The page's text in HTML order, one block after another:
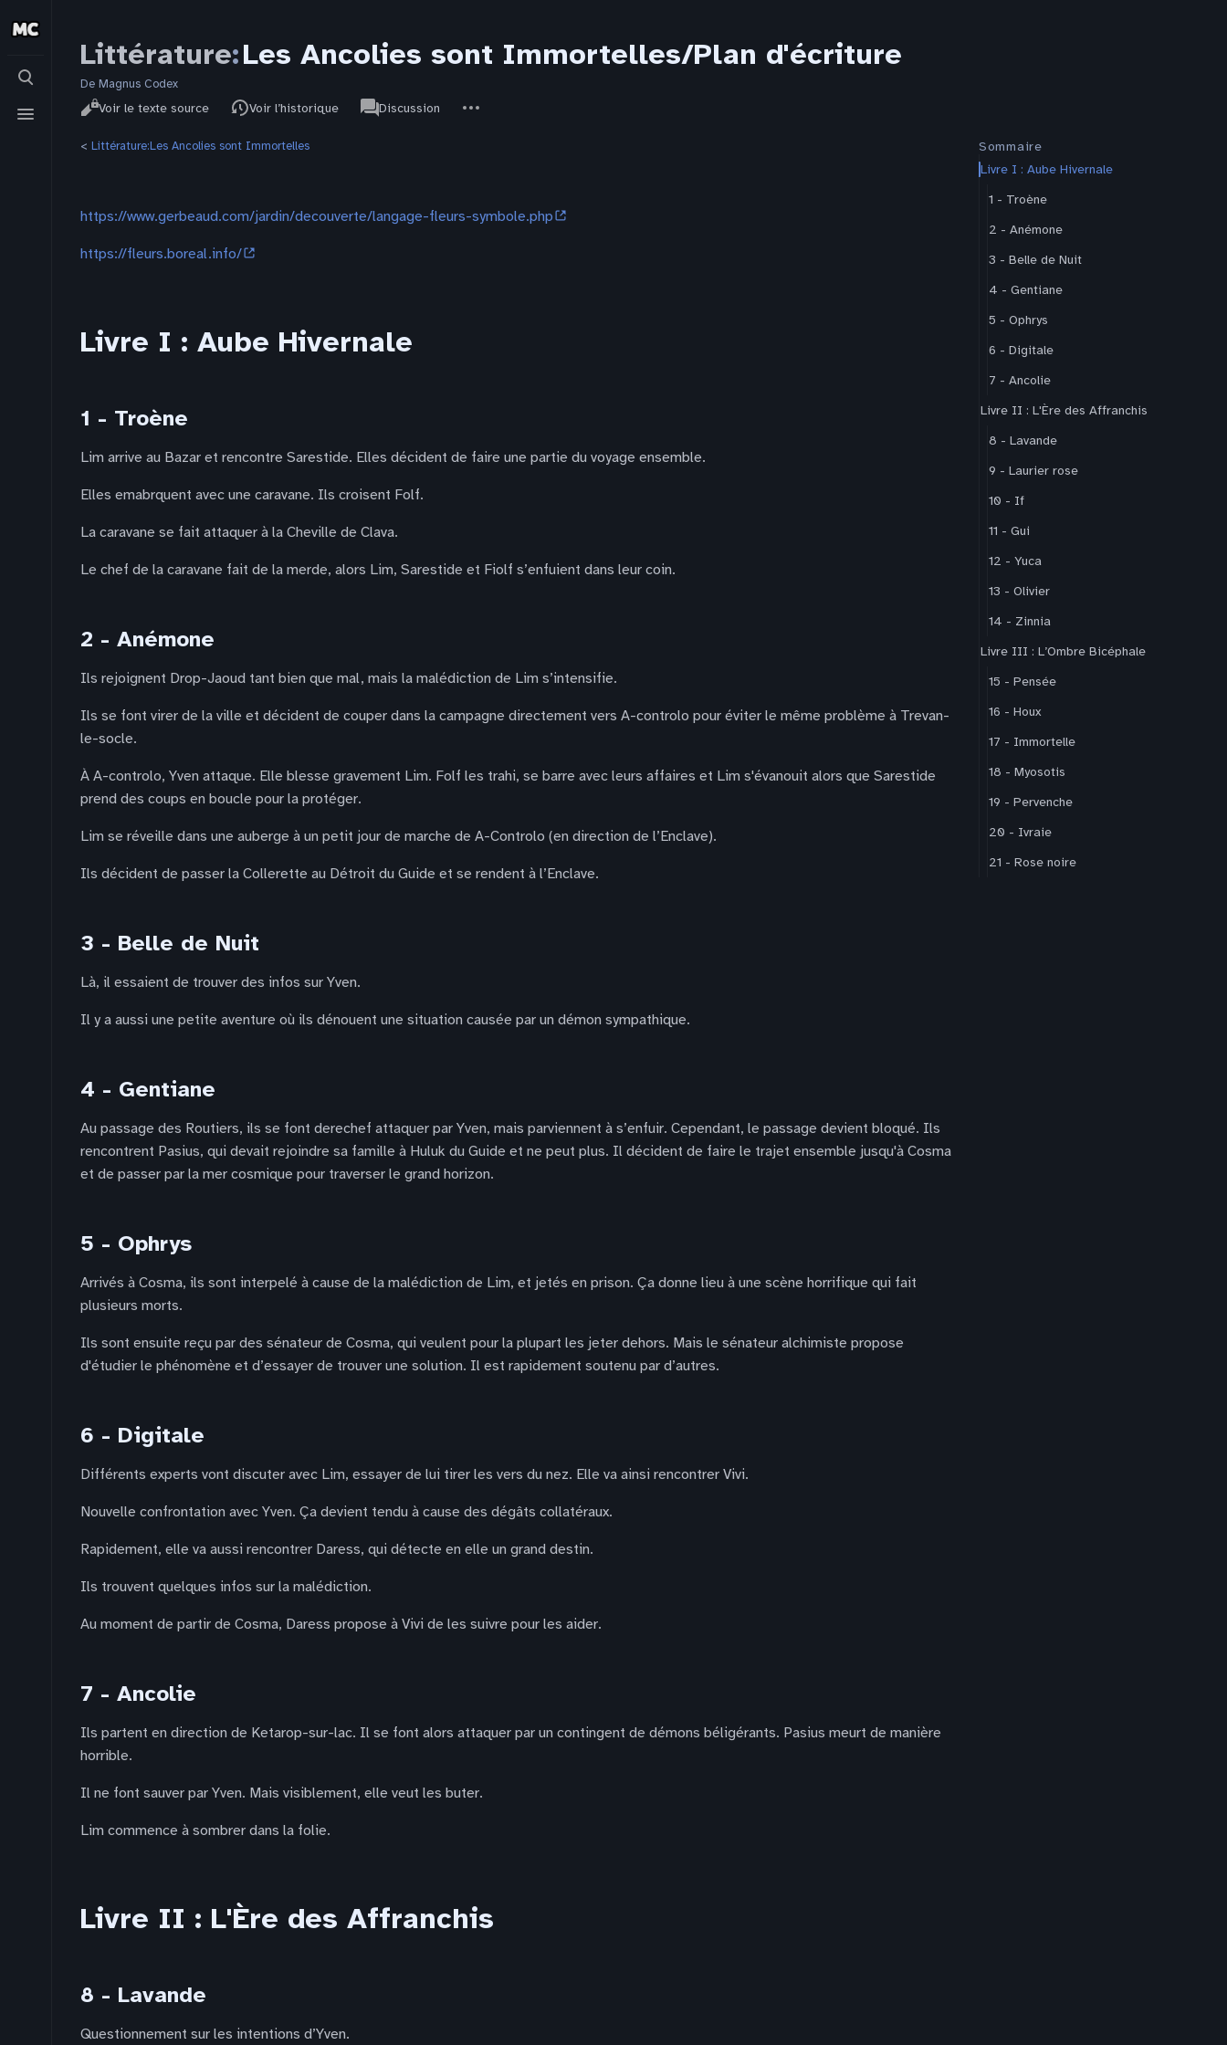
Basculer
recherche
Basculer
le
Littérature:Les Ancolies sont Immortelles/Plan d'écriture
De Magnus Codex
Affichages
LireVoir le texte source Voir l’historique
associated-
pages
Littérature
Discussion
actions
< Littérature:Les Ancolies sont Immortelles
https://www.gerbeaud.com/jardin/decouverte/langage-fleurs-symbole.php
https://fleurs.boreal.info/
Livre I : Aube Hivernale
1 - Troène
Lim arrive au Bazar et rencontre Sarestide. Elles décident de faire une partie du voyage ensemble.
Elles emabrquent avec une caravane. Ils croisent Folf.
La caravane se fait attaquer à la Cheville de Clava.
Le chef de la caravane fait de la merde, alors Lim, Sarestide et Fiolf s’enfuient dans leur coin.
2 - Anémone
Ils rejoignent Drop-Jaoud tant bien que mal, mais la malédiction de Lim s’intensifie.
Ils se font virer de la ville et décident de couper dans la campagne directement vers A-controlo pour éviter le même problème à Trevan-
le-socle.
À A-controlo, Yven attaque. Elle blesse gravement Lim. Folf les trahi, se barre avec leurs affaires et Lim s'évanouit alors que Sarestide
prend des coups en boucle pour la protéger.
Lim se réveille dans une auberge à un petit jour de marche de A-Controlo (en direction de l’Enclave).
Ils décident de passer la Collerette au Détroit du Guide et se rendent à l’Enclave.
3 - Belle de Nuit
Là, il essaient de trouver des infos sur Yven.
Il y a aussi une petite aventure où ils dénouent une situation causée par un démon sympathique.
4 - Gentiane
Au passage des Routiers, ils se font derechef attaquer par Yven, mais parviennent à s’enfuir. Cependant, le passage devient bloqué. Ils
rencontrent Pasius, qui devait rejoindre sa famille à Huluk du Guide et ne peut plus. Il décident de faire le trajet ensemble jusqu'à Cosma
et de passer par la mer cosmique pour traverser le grand horizon.
5 - Ophrys
Arrivés à Cosma, ils sont interpelé à cause de la malédiction de Lim, et jetés en prison. Ça donne lieu à une scène horrifique qui fait
plusieurs morts.
Ils sont ensuite reçu par des sénateur de Cosma, qui veulent pour la plupart les jeter dehors. Mais le sénateur alchimiste propose
d'étudier le phénomène et d’essayer de trouver une solution. Il est rapidement soutenu par d’autres.
6 - Digitale
Différents experts vont discuter avec Lim, essayer de lui tirer les vers du nez. Elle va ainsi rencontrer Vivi.
Nouvelle confrontation avec Yven. Ça devient tendu à cause des dégâts collatéraux.
Rapidement, elle va aussi rencontrer Daress, qui détecte en elle un grand destin.
Ils trouvent quelques infos sur la malédiction.
Au moment de partir de Cosma, Daress propose à Vivi de les suivre pour les aider.
7 - Ancolie
Ils partent en direction de Ketarop-sur-lac. Il se font alors attaquer par un contingent de démons béligérants. Pasius meurt de manière
horrible.
Il ne font sauver par Yven. Mais visiblement, elle veut les buter.
Lim commence à sombrer dans la folie.
Livre II : L'Ère des Affranchis
8 - Lavande
Questionnement sur les intentions d’Yven.
Sommaire
Livre I : Aube Hivernale
1 - Troène
2 - Anémone
3 - Belle de Nuit
4 - Gentiane
5 - Ophrys
6 - Digitale
7 - Ancolie
Livre II : L'Ère des Affranchis
8 - Lavande
9 - Laurier rose
10 - If
11 - Gui
12 - Yuca
13 - Olivier
14 - Zinnia
Livre III : L’Ombre Bicéphale
15 - Pensée
16 - Houx
17 - Immortelle
18 - Myosotis
19 - Pervenche
20 - Ivraie
21 - Rose noire